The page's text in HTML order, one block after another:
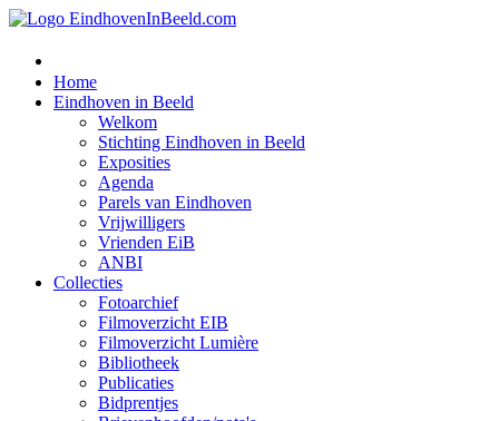
Home
Eindhoven in Beeld
Welkom
Stichting Eindhoven in Beeld
Exposities
Agenda
Parels van Eindhoven
Vrijwilligers
Vrienden EiB
ANBI
Collecties
Fotoarchief
Filmoverzicht EIB
Filmoverzicht Lumière
Bibliotheek
Publicaties
Bidprentjes